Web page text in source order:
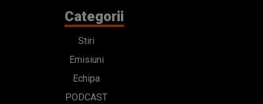
Categorii
Stiri
Emisiuni
Echipa
PODCAST